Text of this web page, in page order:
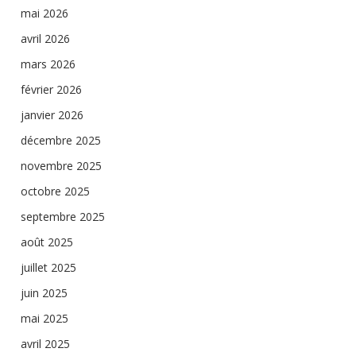
mai 2026
avril 2026
mars 2026
février 2026
janvier 2026
décembre 2025
novembre 2025
octobre 2025
septembre 2025
août 2025
juillet 2025
juin 2025
mai 2025
avril 2025